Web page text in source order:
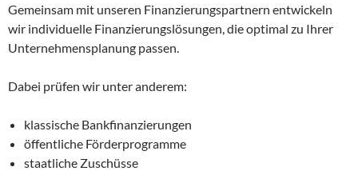
Gemeinsam mit unseren Finanzierungspartnern entwickeln
wir individuelle Finanzierungslösungen, die optimal zu Ihrer
Unternehmensplanung passen.
Dabei prüfen wir unter anderem:
klassische Bankfinanzierungen
öffentliche Förderprogramme
staatliche Zuschüsse